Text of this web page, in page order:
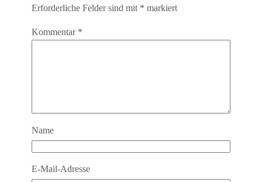
Erforderliche Felder sind mit * markiert
Kommentar *
Name
E-Mail-Adresse